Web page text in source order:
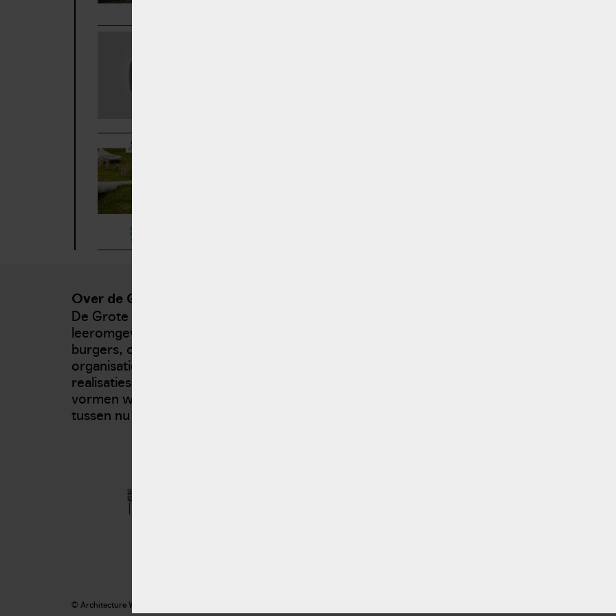
Over de Grote Verbouwing
De Grote Verbouwing 2020–2030 is een onafhankelijke
leeromgeving, incubator en publieksprogramma. Ondernemende
burgers, overheden, bedrijven, financiers, wetenschappers en
organisaties timmeren mee aan concrete doorbraken en
realisaties. Met de inzet van ontwerp en verbeeldingskracht
vormen we coalities en formuleren we strategische werven die
tussen nu en 2030 gerealiseerd kunnen worden.
© Architecture Workroom Brussels 2021